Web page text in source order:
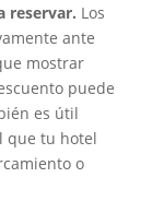
reservar. Los
ante
mostrar
puede
es útil
que tu hotel
o